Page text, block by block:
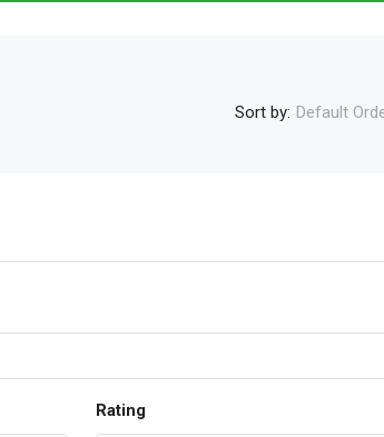
Sort by: Default
Rating